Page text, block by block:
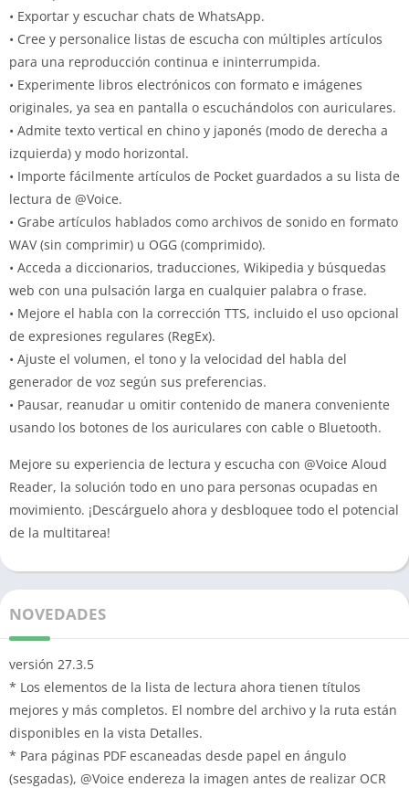
• Exportar y escuchar chats de WhatsApp.
• Cree y personalice listas de escucha con múltiples artículos
para una reproducción continua e ininterrumpida.
• Experimente libros electrónicos con formato e imágenes
originales, ya sea en pantalla o escuchándolos con auriculares.
• Admite texto vertical en chino y japonés (modo de derecha a
izquierda) y modo horizontal.
• Importe fácilmente artículos de Pocket guardados a su lista de
lectura de @Voice.
• Grabe artículos hablados como archivos de sonido en formato
WAV (sin comprimir) u OGG (comprimido).
• Acceda a diccionarios, traducciones, Wikipedia y búsquedas
web con una pulsación larga en cualquier palabra o frase.
• Mejore el habla con la corrección TTS, incluido el uso opcional
de expresiones regulares (RegEx).
• Ajuste el volumen, el tono y la velocidad del habla del
generador de voz según sus preferencias.
• Pausar, reanudar u omitir contenido de manera conveniente
usando los botones de los auriculares con cable o Bluetooth.
Mejore su experiencia de lectura y escucha con @Voice Aloud
Reader, la solución todo en uno para personas ocupadas en
movimiento. ¡Descárguelo ahora y desbloquee todo el potencial
de la multitarea!
NOVEDADES
versión 27.3.5
* Los elementos de la lista de lectura ahora tienen títulos
mejores y más completos. El nombre del archivo y la ruta están
disponibles en la vista Detalles.
* Para páginas PDF escaneadas desde papel en ángulo
(sesgadas), @Voice endereza la imagen antes de realizar OCR